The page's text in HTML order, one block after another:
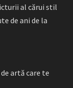
al cărui stil
de ani de la
artă care te